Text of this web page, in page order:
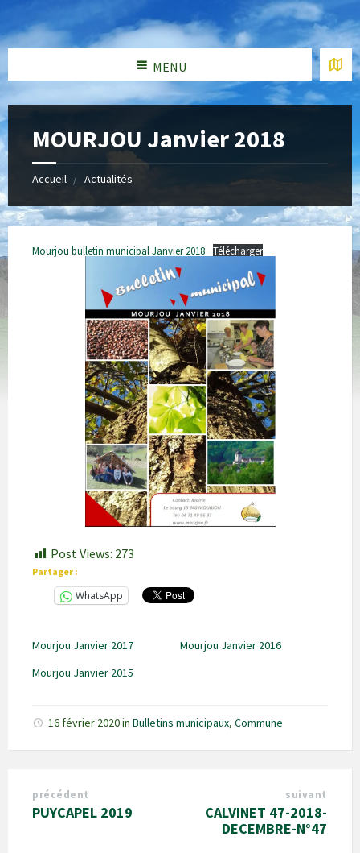
MENU
MOURJOU Janvier 2018
Accueil Actualités
Mourjou bulletin municipal Janvier 2018 Télécharger
Post Views: 273
Partager :
WhatsApp
Mourjou Janvier 2017
Mourjou Janvier 2016
Mourjou Janvier 2015
16 février 2020in Bulletins municipaux, Commune
précédent
PUYCAPEL 2019
suivant
CALVINET 47-2018-
DECEMBRE-N°47